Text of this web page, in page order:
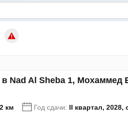
в Nad Al Sheba 1,
2 км Год сдачи: II квартал, 2028,